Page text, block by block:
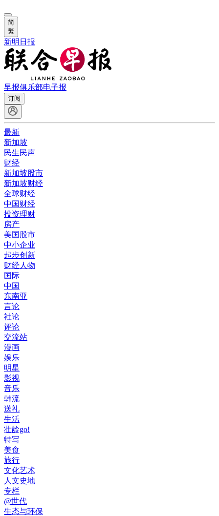
简
繁
新明日报
早报俱乐部电子报
订阅
最新
新加坡
民生民声
财经
新加坡股市
新加坡财经
全球财经
中国财经
投资理财
房产
美国股市
中小企业
起步创新
财经人物
国际
中国
东南亚
言论
社论
评论
交流站
漫画
娱乐
明星
影视
音乐
韩流
送礼
生活
壮龄go!
特写
美食
旅行
文化艺术
人文史地
专栏
@世代
生态与环保